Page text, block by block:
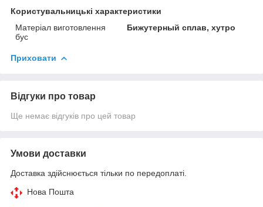
Користувальницькі характеристики
Матеріал виготовлення
бус
Бижутерный сплав, хутро
Приховати
Відгуки про товар
Ще немає відгуків про цей товар
Умови доставки
Доставка здійснюється тільки по передоплаті.
Нова Пошта